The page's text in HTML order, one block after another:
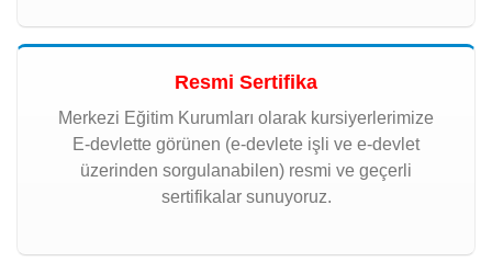
Resmi Sertifika
Merkezi Eğitim Kurumları olarak kursiyerlerimize
E-devlette görünen (e-devlete işli ve e-devlet
üzerinden sorgulanabilen) resmi ve geçerli
sertifikalar sunuyoruz.